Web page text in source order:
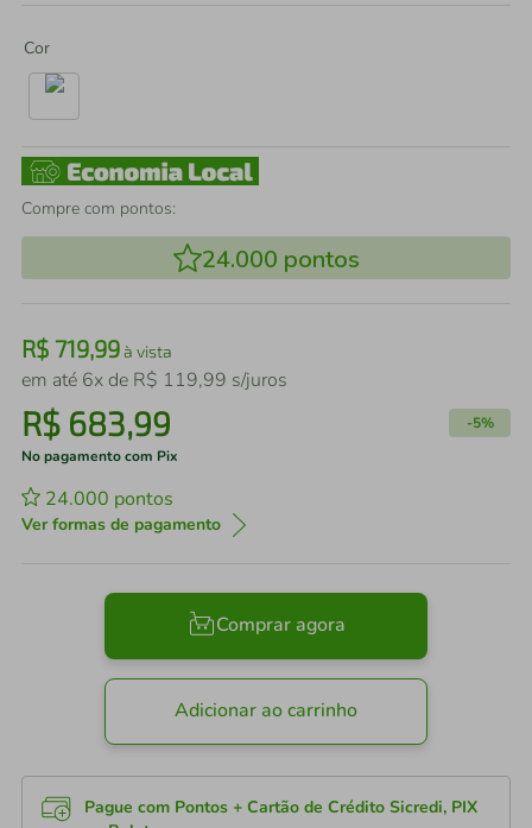
Cor
Compre com pontos:
24.000 pontos
R$ 719,99à vista
em até 6x de R$ 119,99 s/juros
R$ 683,99 -5%
No pagamento com Pix
24.000 pontos
Ver formas de pagamento
Comprar agora
Adicionar ao carrinho
Pague com Pontos + Cartão de Crédito Sicredi, PIX